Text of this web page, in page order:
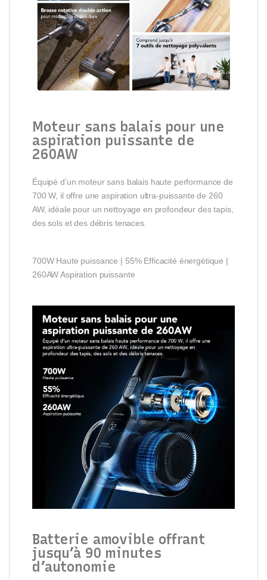
Moteur sans balais pour une
aspiration puissante de
260AW
Équipé d’un moteur sans balais haute performance de
700 W, il offre une aspiration ultra-puissante de 260
AW, idéale pour un nettoyage en profondeur des tapis,
des sols et des débris tenaces.
700W Haute puissance | 55% Efficacité énergétique |
260AW Aspiration puissante
Batterie amovible offrant
jusqu’à 90 minutes
d’autonomie